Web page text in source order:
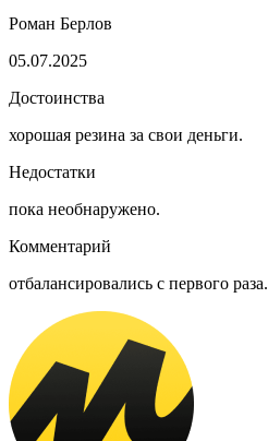
Роман Берлов
05.07.2025
Достоинства
хорошая резина за свои деньги.
Недостатки
пока необнаружено.
Комментарий
отбалансировались с первого раза.